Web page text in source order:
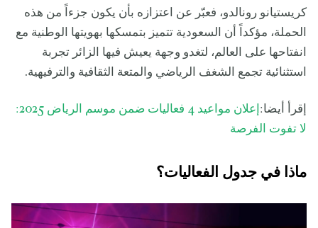
كريستيانو رونالدو، فعبّر عن اعتزازه بأن يكون جزءاً من هذه
الحملة، مؤكداً أن السعودية تتميز بتمسكها بهويتها الوطنية مع
انفتاحها على العالم، لتغدو وجهة يعيش فيها الزائر تجربة
استثنائية تجمع الشغف الرياضي والمتعة الثقافية والترفيهية.
إقرأ أيضا:
إعلان مواعيد 4 فعاليات ضمن موسم الرياض 2025:
لا تفوت الفرصة
ماذا في جدول الفعاليات؟